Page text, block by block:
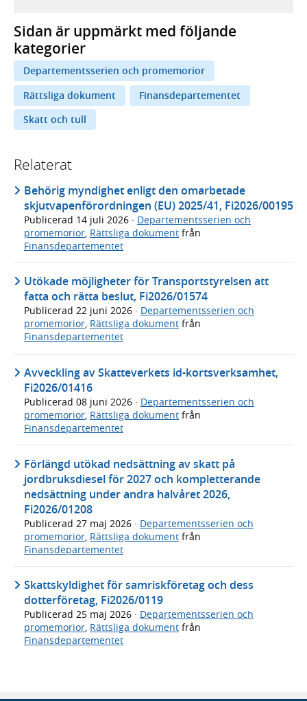
Sidan är uppmärkt med följande
kategorier
Departementsserien och promemorior
Rättsliga dokument
Finansdepartementet
Skatt och tull
Relaterat
Behörig myndighet enligt den omarbetade
skjutvapenförordningen (EU) 2025/41, Fi2026/00195
Publicerad 14 juli 2026 · Departementsserien och
promemorior Rättsliga dokument från
Finansdepartementet
Utökade möjligheter för Transportstyrelsen att
fatta och rätta beslut, Fi2026/01574
Publicerad 22 juni 2026 · Departementsserien och
promemorior, Rättsliga dokument från
Finansdepartementet
Avveckling av Skatteverkets id-kortsverksamhet,
Fi2026/01416
Publicerad 08 juni 2026 · Departementsserien och
promemorior, Rättsliga dokument från
Finansdepartementet
Förlängd utökad nedsättning av skatt på
jordbruksdiesel för 2027 och kompletterande
nedsättning under andra halvåret 2026,
Fi2026/01208
Publicerad 27 maj 2026 · Departementsserien och
promemorior Rättsliga dokument från
Finansdepartementet
Skattskyldighet för samriskföretag och dess
dotterföretag, Fi2026/0119
Publicerad 25 maj 2026 · Departementsserien och
promemorior, Rättsliga dokument från
Finansdepartementet